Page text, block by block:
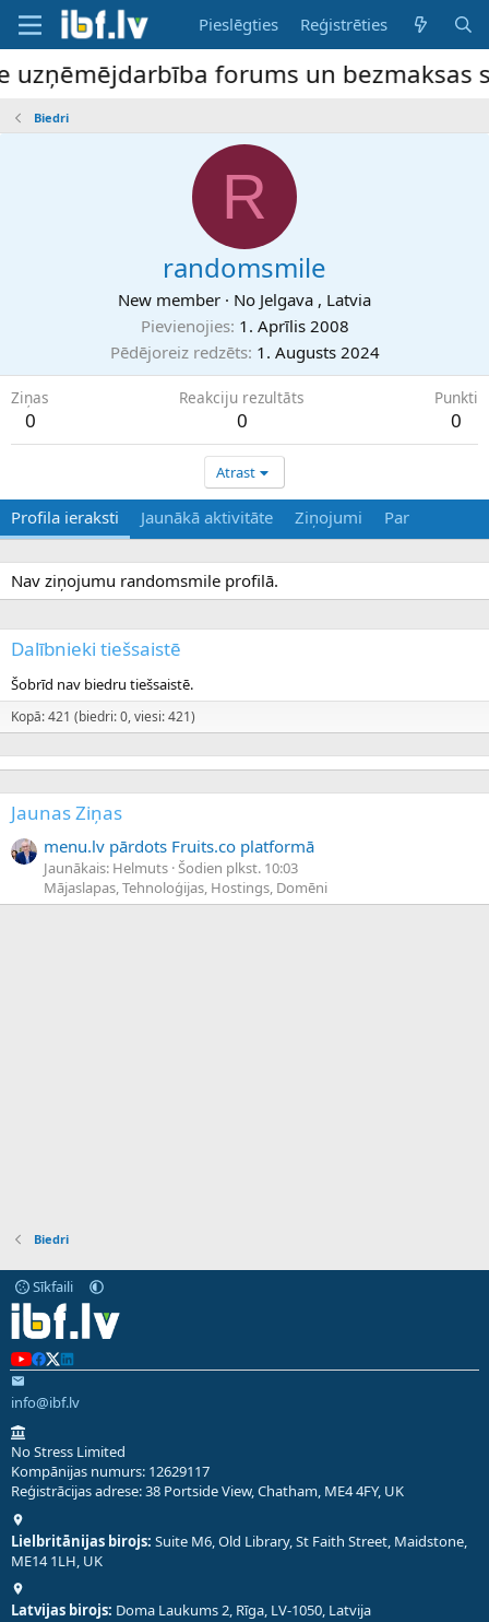
Pieslēgties Reģistrēties
forums un bezmaksas
Biedri
R
randomsmile
New member · No Jelgava , Latvia
Pievienojies 1. Aprīlis 2008
Pēdējoreiz redzēts 1. Augusts 2024
Ziņas
0
Reakciju rezultāts
0
Punkti
0
Atrast
Profila ieraksti Jaunākā aktivitāte Ziņojumi Par
Nav ziņojumu randomsmile profilā.
Dalībnieki tiešsaistē
Šobrīd nav biedru tiešsaistē.
Kopā: 421 (biedri: 0, viesi: 421)
Jaunas Ziņas
menu.lv pārdots Fruits.co platformā
Jaunākais: Helmuts Šodien plkst. 10:03
Mājaslapas, Tehnoloģijas, Hostings, Domēni
Biedri
Sīkfaili
info@ibf.lv
No Stress Limited
Kompānijas numurs: 12629117
Reģistrācijas adrese: 38 Portside View, Chatham, ME4 4FY, UK
Lielbritānijas birojs: Suite M6, Old Library, St Faith Street, Maidstone,
ME14 1LH, UK
Latvijas birojs: Doma Laukums 2, Rīga, LV-1050, Latvija